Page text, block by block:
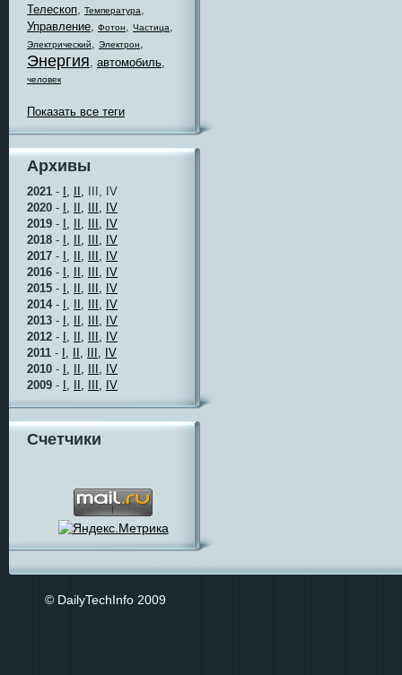
Телескоп, Температура,
Управление, Фотон, Частица,
Электрический, Электрон,
Энергия, автомобиль,
человек
Показать все теги
Архивы
2021 - I, II, III, IV
2020 - I, II, III, IV
2019 - I, II, III, IV
2018 - I, II, III, IV
2017 - I, II, III, IV
2016 - I, II, III, IV
2015 - I, II, III, IV
2014- I, II, III, IV
2013 - I, II, III, IV
2012 - I, II, III, IV
2011 - I, II, III, IV
2010 - I, II, III, IV
2009 - I, II, III, IV
Счетчики
© DailyTechInfo 2009